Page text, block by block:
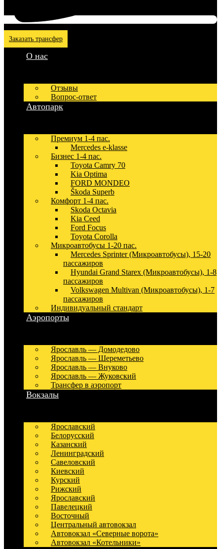
Заказать трансфер
О нас
Отзывы
Вопрос-ответ
Автопарк
Премиум 1-4 пас.
Mercedes e-klasse
Бизнес 1-4 пас.
Toyota Camry 70
Kia Optima
FORD MONDEO
Škoda Superb
Комфорт 1-4 пас.
Skoda Octavia
Kia Ceed
Ford Focus
Toyota Corolla
Микроавтобусы 1-20 пас.
Mercedes Sprinter (Микроавтобусы), 15-20
пассажиров
Hyundai Grand Starex (Микроавтобусы), 1-8
пассажиров
Volkswagen Multivan (Микроавтобусы), 1-7
пассажиров
Индивидуальный стандарт
Аэропорты
Ярославль — Домодедово
Ярославль — Шереметьево
Ярославль — Внуково
Ярославль — Жуковский
Трансфер в аэропорт
Вокзалы
Ярославский
Белорусский
Казанский
Ленинградский
Савеловский
Киевский
Курский
Рижский
Ярославский
Павелецкий
Восточный
Центральный автовокзал
Автовокзал «Северные ворота»
Автовокзал «Котельники»